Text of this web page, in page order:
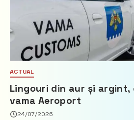
ACTUAL
Lingouri din aur și argint,
vama Aeroport
24/07/2026